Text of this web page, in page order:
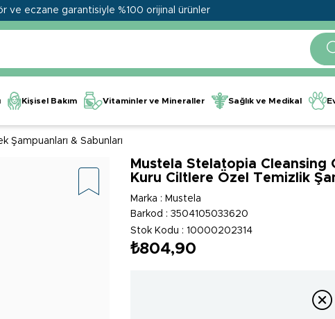
ve eczane garantisiyle %100 orijinal ürünler
Kişisel Bakım Vitaminler ve Mineraller Sağlık ve Medikal
Şampuanları & Sabunları
Mustela Stelatopia Cleansing
Kuru Ciltlere Özel Temizlik
Marka : Mustela
Barkod : 3504105033620
Stok Kodu
10000202314
₺804,90